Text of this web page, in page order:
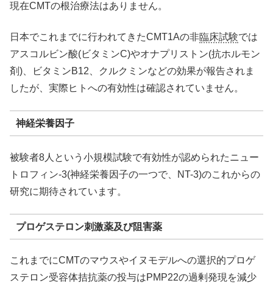
現在CMTの根治療法はありません。
日本でこれまでに行われてきたCMT1Aの非臨床試験では
アスコルビン酸(ビタミンC)やオナプリストン(抗ホルモン
剤)、ビタミンB12、クルクミンなどの効果が報告されま
したが、実際ヒトへの有効性は確認されていません。
神経栄養因子
被験者8人という小規模試験で有効性が認められたニュー
トロフィン-3(神経栄養因子の一つで、NT-3)のこれからの
研究に期待されています。
プロゲステロン刺激薬及び阻害薬
これまでにCMTのマウスやイヌモデルへの選択的プロゲ
ステロン受容体拮抗薬の投与はPMP22の過剰発現を減少